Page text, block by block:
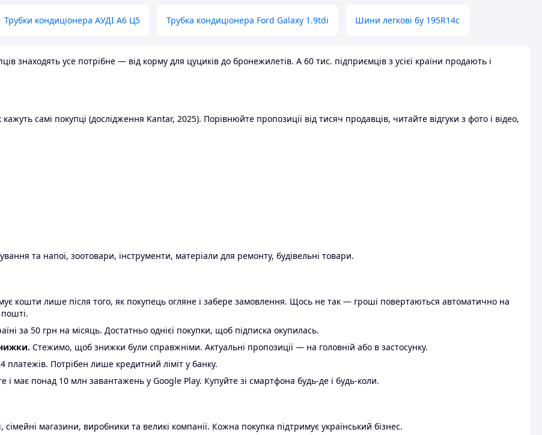
Трубки кондиціонера АУДІ А6 Ц5 Трубка кондиціонера Ford Galaxy 1.9tdi Шини легкові бу 195R14c
знаходять усе потрібне — від корму для цуциків до бронежилетів. А 60 тис. підприємців з усієї країни продають і
самі покупці (дослідження Kantar, 2025). Порівнюйте пропозиції від тисяч продавців, читайте відгуки з фото і відео,
та напої, зоотовари, інструменти, матеріали для ремонту, будівельні товари.
кошти лише після того, як покупець огляне і забере замовлення. Щось не так — гроші повертаються автоматично на
за 50 грн на місяць. Достатньо однієї покупки, щоб підписка окупилась.
Стежимо, щоб знижки були справжніми. Актуальні пропозиції — на головній або в застосунку.
платежів. Потрібен лише кредитний ліміт у банку.
і має понад 10 млн завантажень у Google Play. Купуйте зі смартфона будь-де і будь-коли.
магазини, виробники та великі компанії. Кожна покупка підтримує український бізнес.